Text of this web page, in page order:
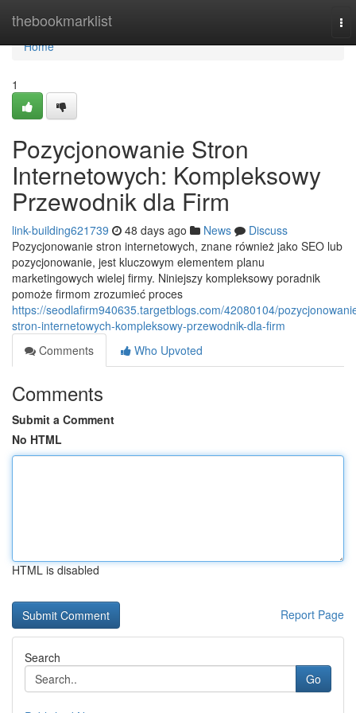
thebookmarklist
Home
Home
1
Pozycjonowanie Stron
Internetowych: Kompleksowy
Przewodnik dla Firm
link-building621739 48 days ago News
Discuss
Pozycjonowanie stron internetowych, znane również jako SEO lub
pozycjonowanie, jest kluczowym elementem planu
marketingowych wielej firmy. Niniejszy kompleksowy poradnik
pomoże firmom zrozumieć proces
https://seodlafirm940635.targetblogs.com/42080104/
stron-internetowych-kompleksowy-przewodnik-dla-firm
Comments
Who Upvoted
Comments
Submit a Comment
No HTML
HTML is disabled
Report Page
Search
Go